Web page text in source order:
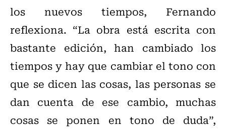
los nuevos tiempos, Fernando
reflexiona. “La obra está escrita con
bastante edición, han cambiado los
tiempos y hay que cambiar el tono con
que se dicen las cosas, las personas se
dan cuenta de ese cambio, muchas
cosas se ponen en tono de duda”,